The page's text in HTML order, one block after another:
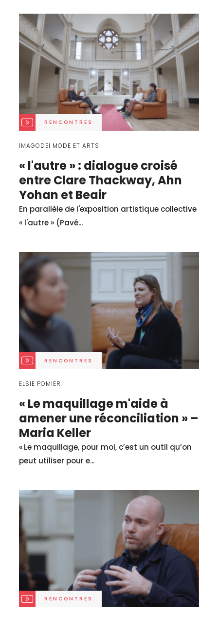
RENCONTRES
IMAGODEI MODE ET ARTS
« l'autre » : dialogue croisé
entre Clare Thackway, Ahn
Yohan et Beair
En parallèle de l'exposition artistique collective
« l'autre » (Pavé...
RENCONTRES
ELSIE POMIER
« Le maquillage m'aide à
amener une réconciliation » –
Maria Keller
« Le maquillage, pour moi, c’est un outil qu’on
peut utiliser pour e...
RENCONTRES